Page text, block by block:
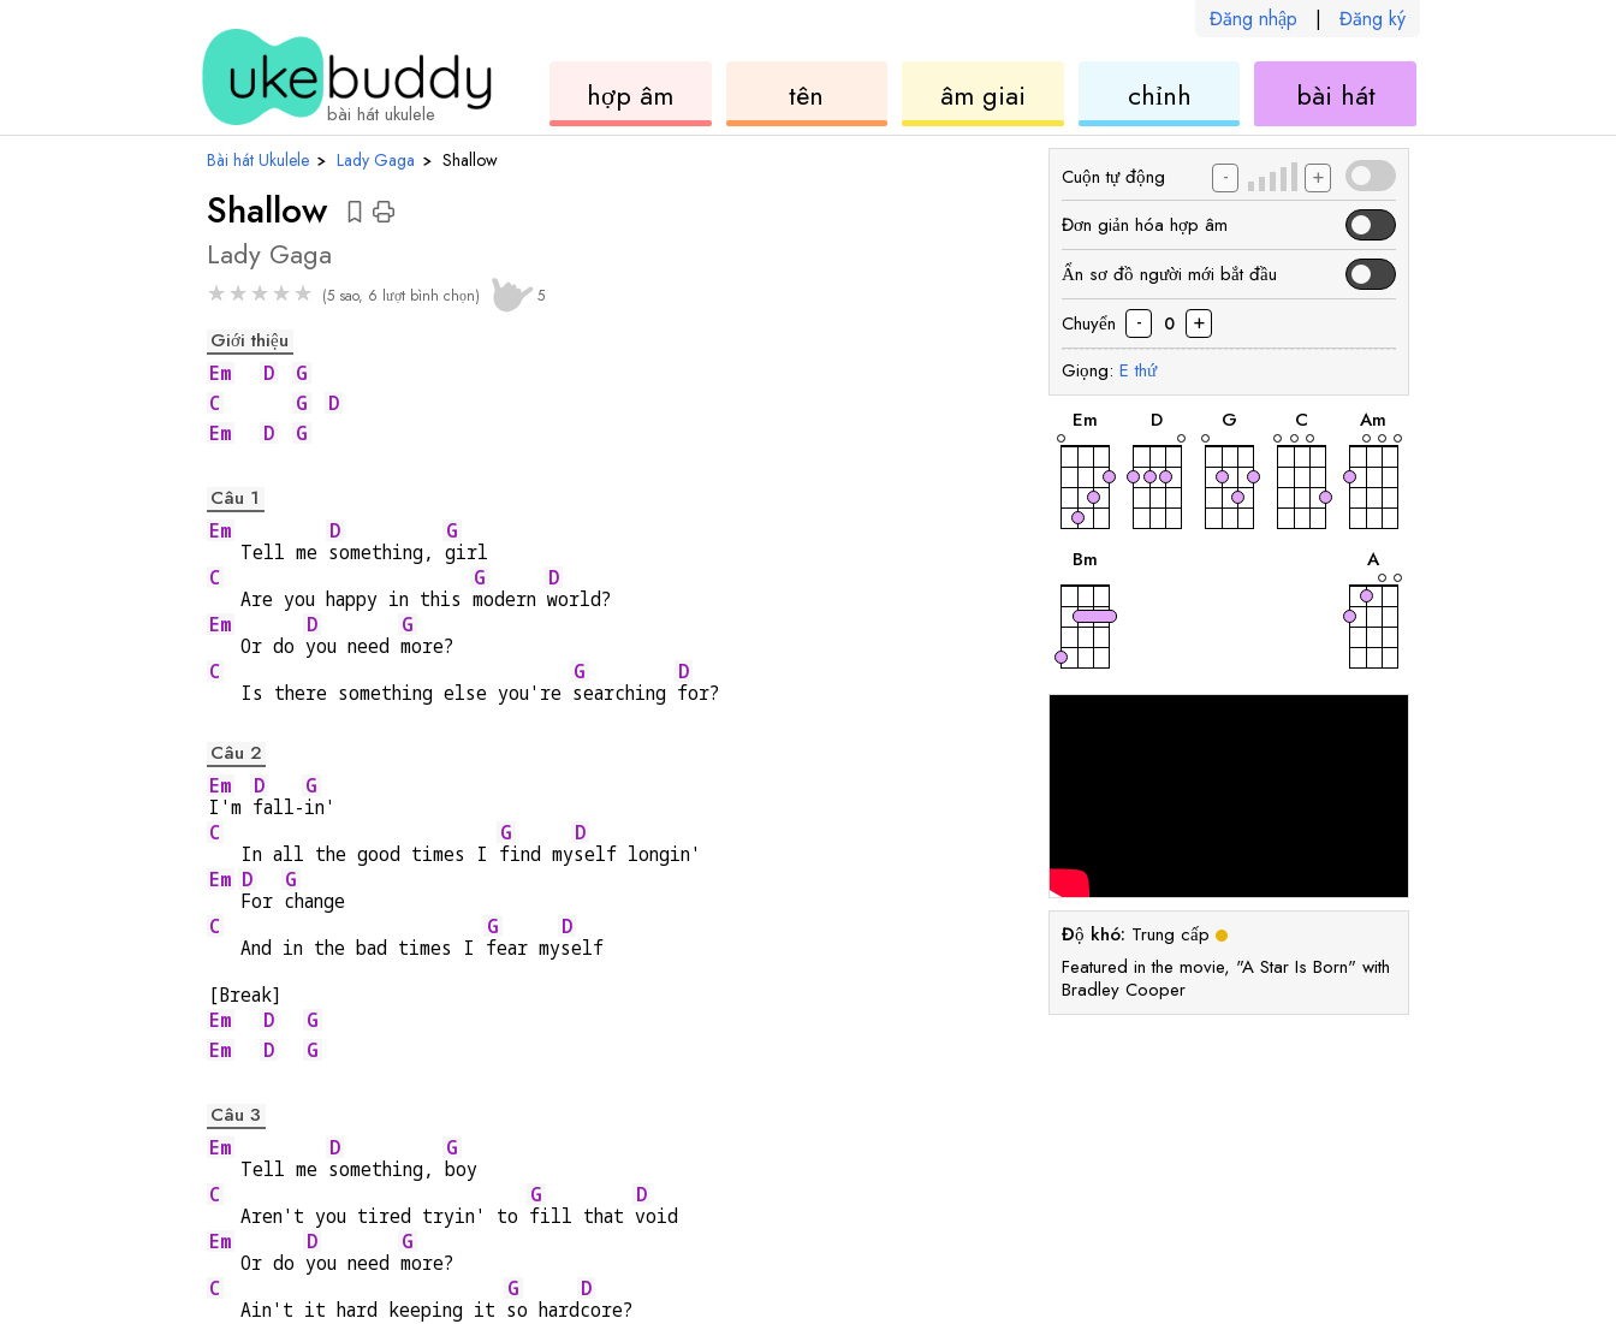
Đăng nhập | Đăng ký
bài hát ukulele
hợp âm
ukulele
tên
hợp
âm giai
ukulele
chỉnh
ukulele
bài hát
ukulele
Bài hát Ukulele › Lady Gaga › Shallow
Shallow
âm
Lady Gaga
★★★★★ (5 sao, 6 lượt bình chọn) 5
Giới thiệu
Em
D
G
C
G
D
Em
D G
Câu 1
Em
   Tell me
D
something,
G
girl
C
   Are you happy in this
G
modern
D
world?
Em
   Or do
D
you need
G
more?
C
   Is there something else you're
G
searching
D
for?
Câu 2
Em
I'm
D
fall-
G
in'
C
   In all the good times I
G
find my
D
self longin'
Em D
For
G
change
C
   And in the bad times I
G
fear my
D
self
[Break]
Em
D
G
Em
D G
Câu 3
Em
   Tell me
D
something,
G
boy
C
   Aren't you tired tryin' to
G
fill that
D
void
Em
   Or do
D
you need
G
more?
C
   Ain't it hard keeping it
G
so hard
D
core?
Cuộn tự động - +
Đơn giản hóa hợp âm
Ẩn sơ đồ người mới bắt đầu
Chuyển
- 0 +
Giọng: E thứ
Em
hợp
D
hợp
G
hợp
C
hợp
Am
hợp
Bm
hợp
A
hợp
Độ khó: Trung cấp
Featured in the movie, "A Star Is Born" with
Bradley Cooper